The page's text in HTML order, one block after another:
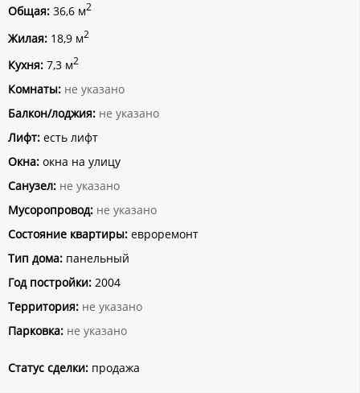
Общая: 36,6 м2
Жилая: 18,9 м2
Кухня: 7,3 м2
Комнаты: не указано
Балкон/лоджия: не указано
Лифт: есть лифт
Окна: окна на улицу
Санузел: не указано
Мусоропровод: не указано
Состояние квартиры: евроремонт
Тип дома: панельный
Год постройки: 2004
Территория: не указано
Парковка: не указано
Статус сделки: продажа